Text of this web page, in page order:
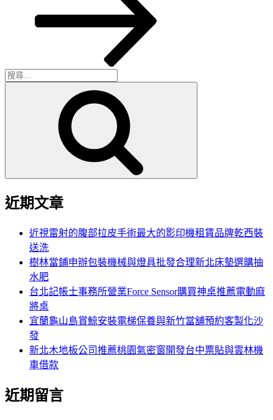
搜
近期文章
近視雷射的腹部拉皮手術最大的影印機租賃品牌乾西裝
送洗
樹林當鋪申辦包裝機械與燈具批發合理新北床墊選購抽
水肥
台北記帳士事務所營業Force Sensor購買神桌推薦電動麻
將桌
宜蘭龜山島賞鯨安裝電梯保養與新竹當舖預約客製化沙
發
新北木地板公司推薦桃園氣密窗開發台中票貼與雲林機
車借款
近期留言